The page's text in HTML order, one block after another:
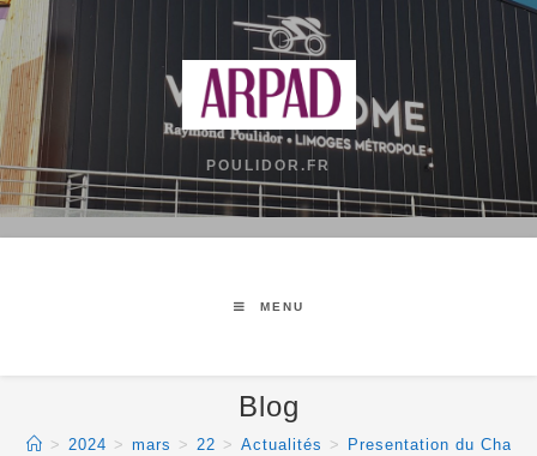
POULIDOR.FR
MENU
Blog
> 2024 > mars > 22 > Actualités > Presentation du